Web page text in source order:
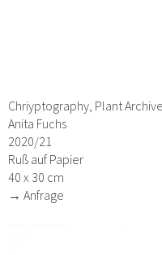
Chriyptography, Plant Archive
Anita Fuchs
2020/21
Ruß auf Papier
40 x 30 cm
→ Anfrage